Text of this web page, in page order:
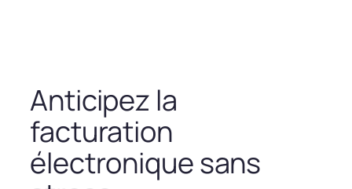
Anticipez la
facturation
électronique sans